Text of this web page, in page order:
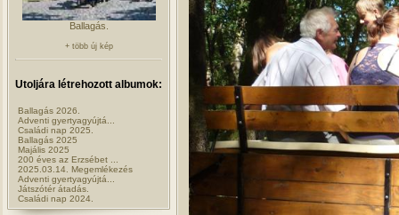
Ballagás.
+ több új kép
Utoljára létrehozott albumok:
Ballagás 2026.
Adventi gyertyagyújtá...
Családi nap 2025.
Ballagás 2025
Majális 2025
200 éves az Erzsébet ...
2025.03.14. Megemlékezés
Adventi gyertyagyújtá...
Játszótér átadás.
Családi nap 2024.